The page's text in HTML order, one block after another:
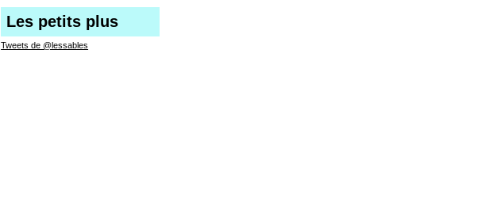
Les petits plus
Tweets de @lessables